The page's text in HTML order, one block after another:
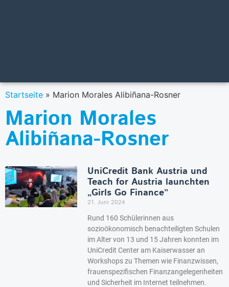
Startseite » Marion Morales Alibiñana-Rosner
Marion Morales
Alibiñana-Rosner
UniCredit Bank Austria und
Teach for Austria launchten
„Girls Go Finance”
21. Juni 2024
Rund 160 Schülerinnen aus
sozioökonomisch benachteiligten Schulen
im Alter von 13 und 15 Jahren konnten im
UniCredit Center am Kaiserwasser an
Workshops zu Themen wie Finanzwissen,
frauenspezifischen Finanzangelegenheiten
und Sicherheit im Internet teilnehmen.